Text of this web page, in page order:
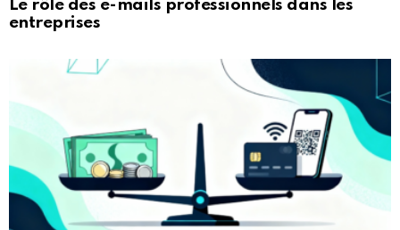
Le rôle des e-mails professionnels dans les
entreprises